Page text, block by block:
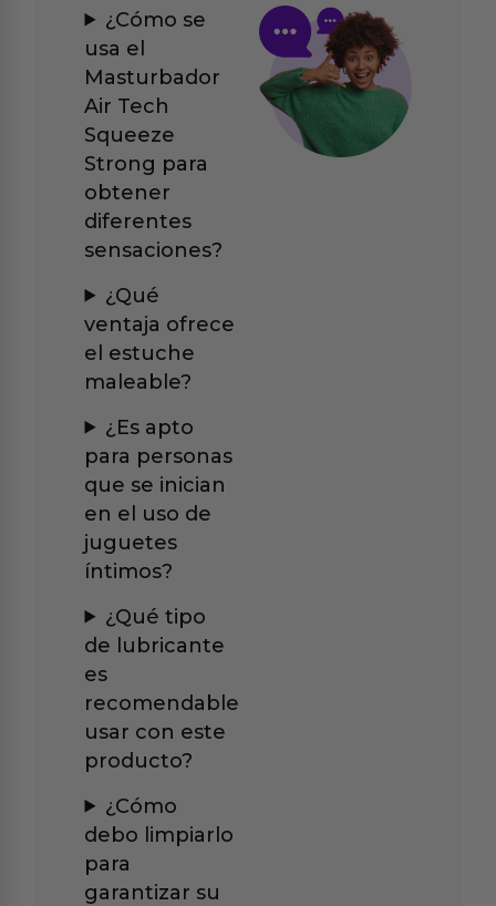
¿Cómo se
usa el
Masturbador
Air Tech
Squeeze
Strong para
obtener
diferentes
sensaciones?
¿Qué
ventaja ofrece
el estuche
maleable?
¿Es apto
para personas
que se inician
en el uso de
juguetes
íntimos?
¿Qué tipo
de lubricante
es
recomendable
usar con este
producto?
¿Cómo
debo limpiarlo
para
garantizar su